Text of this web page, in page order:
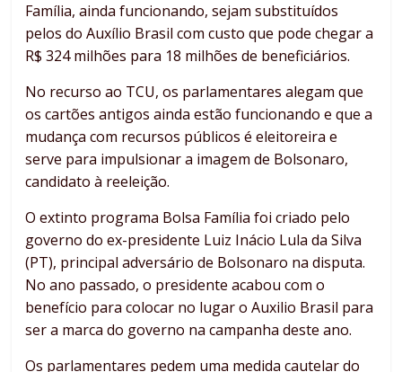
Família, ainda funcionando, sejam substituídos
pelos do Auxílio Brasil com custo que pode chegar a
R$ 324 milhões para 18 milhões de beneficiários.
No recurso ao TCU, os parlamentares alegam que
os cartões antigos ainda estão funcionando e que a
mudança com recursos públicos é eleitoreira e
serve para impulsionar a imagem de Bolsonaro,
candidato à reeleição.
O extinto programa Bolsa Família foi criado pelo
governo do ex-presidente Luiz Inácio Lula da Silva
(PT), principal adversário de Bolsonaro na disputa.
No ano passado, o presidente acabou com o
benefício para colocar no lugar o Auxilio Brasil para
ser a marca do governo na campanha deste ano.
Os parlamentares pedem uma medida cautelar do